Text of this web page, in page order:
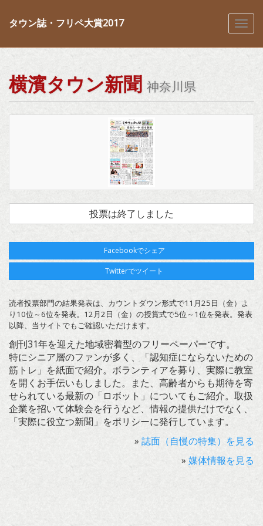
タウン誌・フリペ大賞2017
横濱タウン新聞 神奈川県
投票は終了しました
Facebookでシェア
Twitterでツイート
読者投票部門の結果発表は、カウントダウン形式で11月25日（金）よ
り10位～6位を発表。12月2日（金）の授賞式で5位～1位を発表。発表
以降、当サイトでもご確認いただけます。
創刊31年を迎えた地域密着型のフリーペーパーです。
特にシニア層のファンが多く、「認知症にならないための
筋トレ」を紙面で紹介。ボランティアを募り、実際に教室
を開くお手伝いもしました。また、高齢者からも期待を寄
せられている最新の「ロボット」についてもご紹介。取扱
企業を招いて体験会を行うなど、情報の提供だけでなく、
「実際に役立つ新聞」をポリシーに発行しています。
» 誌面（自慢の特集）を見る
» 媒体情報を見る